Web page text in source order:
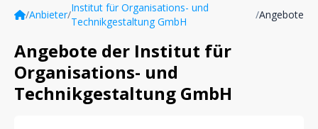
/Anbieter/
Institut für Organisations- und
Technikgestaltung GmbH
/Angebote
Angebote der Institut für
Organisations- und
Technikgestaltung GmbH